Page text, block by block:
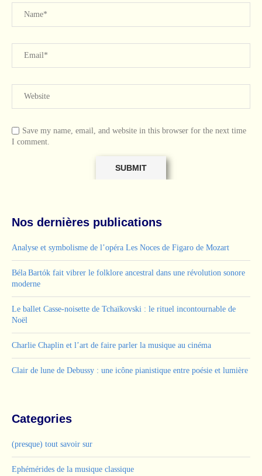
Save my name, email, and website in this browser for the next time
I comment.
Nos dernières publications
Analyse et symbolisme de l’opéra Les Noces de Figaro de Mozart
Béla Bartók fait vibrer le folklore ancestral dans une révolution sonore
moderne
Le ballet Casse-noisette de Tchaïkovski : le rituel incontournable de
Noël
Charlie Chaplin et l’art de faire parler la musique au cinéma
Clair de lune de Debussy : une icône pianistique entre poésie et lumière
Categories
(presque) tout savoir sur
Ephémérides de la musique classique